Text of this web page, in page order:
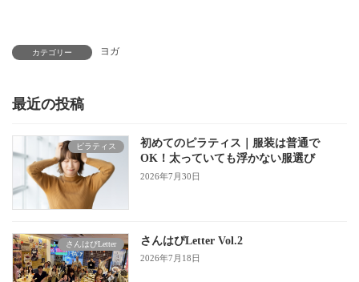
カテゴリー ヨガ
最近の投稿
ピラティス
初めてのピラティス｜服装は普通で
OK！太っていても浮かない服選び
2026年7月30日
さんはぴLetter さんはぴLetter Vol.2
2026年7月18日